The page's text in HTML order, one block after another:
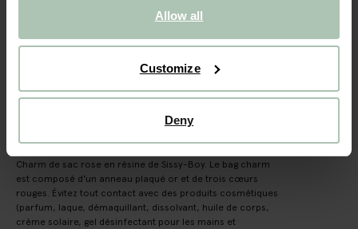
Allow all
Customize
Deny
Livraison gratuite en magasin
Livraison rapide
Charm de sac rose en résine de Sissy-Boy. Le bag charm
est composé d'un anneau plaqué or et de trois cœurs
rouges. Évitez tout contact avec des produits cosmétiques
(parfum, laque, démaquillant, dissolvant, huile de corps,
crème solaire, gel désinfectant pour les mains et